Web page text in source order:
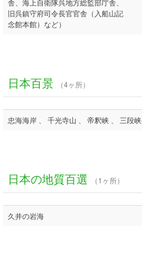
舎、海上自衛隊呉地方総監部庁舎、
旧呉鎮守府司令長官官舎（入船山記
念館本館）など）
日本百景 （4ヶ所）
忠海海岸 、 千光寺山 、 帝釈峡 、 三段峡
日本の地質百選 （1ヶ所）
久井の岩海